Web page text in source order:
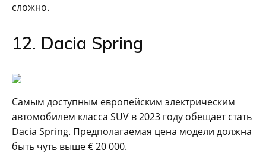
сложно.
12. Dacia Spring
Самым доступным европейским электрическим
автомобилем класса SUV в 2023 году обещает стать
Dacia Spring. Предполагаемая цена модели должна
быть чуть выше € 20 000.